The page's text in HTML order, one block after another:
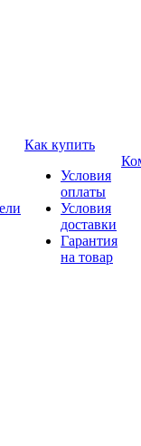
Как купить
Условия
оплаты
Условия
доставки
Гарантия
на товар